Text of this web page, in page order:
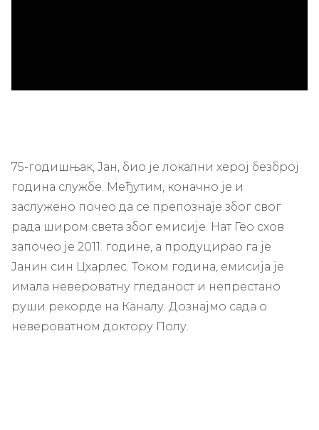
75-годишњак, Јан, био је локални херој безброј
година службе. Међутим, коначно је и
заслужено почео да се препознаје због свог
рада широм света због емисије. Нат Гео схов
започео је 2011. године, а продуцирао га је
Јанин син Цхарлес. Током година, емисија је
имала невероватну гледаност и непрестано
руши рекорде на Каналу. Дознајмо сада о
невероватном доктору Полу.